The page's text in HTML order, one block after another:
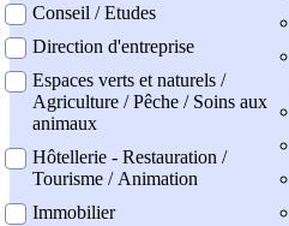
Conseil / Etudes
Direction d'entreprise
Espaces verts et naturels /
Agriculture / Pêche / Soins aux
animaux
Hôtellerie - Restauration /
Tourisme / Animation
Immobilier